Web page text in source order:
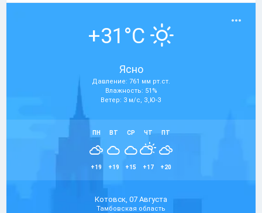
+31°C
Ясно
Давление: 761 мм рт.ст.
Влажность: 51%
Ветер: 3 м/с, З,Ю-З
ПН
+19
ВТ
+19
СР
+15
ЧТ
+17
ПТ
+20
Котовск, 07 Августа
Тамбовская область